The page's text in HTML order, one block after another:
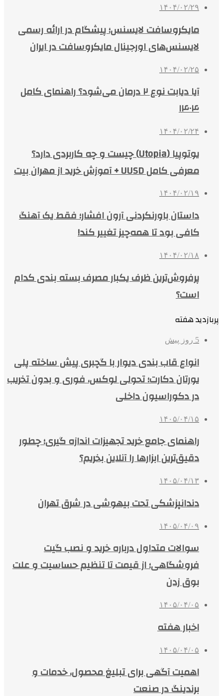
۱۴۰۴/۰۲/۲۹
مایکروسافت لایسنس؛ پیشگام در ارائه رسمی
لایسنس‌های اورجینال مایکروسافت در ایران
۱۴۰۴/۰۲/۲۵
آیا دیابت نوع ۲ درمان می‌شود؟ راهنمای کامل
۱۴۰۴
۱۴۰۴/۰۲/۲۴
یوتوپیا (Utopia) چیست و چه کاربردی دارد؟
معرفی کامل UUSD + آموزش خرید از مهران بیت
۱۴۰۴/۰۲/۱۹
داستان باورنکردنی آرون افشار؛ فقط یک آهنگ
کافی بود تا همه‌چیز تغییر کند!
۱۴۰۴/۰۲/۱۸
پرفروش‌ترین ظرف یکبار مصرف بسته بندی کدام
است؟
پربازدید هفته
5 روز پیش
انواع قاب بندی دیوار با گچبری پیش ساخته پلی
یورتان دکارت؛ تحولی لوکس، فوری و بدون تخریب
در دکوراسیون داخلی
۱۴۰۵/۰۴/۱۵
راهنمای جامع خرید تجهیزات اندازه گیری؛ چطور
دقیق‌ترین ابزارها را آنلاین بخریم؟
۱۴۰۵/۰۴/۱۳
دندانپزشکی تحت بیهوشی در شرق تهران
۱۴۰۵/۰۴/۰۹
سوالات متداول درباره خرید و نصب گیت
فروشگاهی؛ از قیمت تا تنظیم حساسیت و علت
بوق زدن
۱۴۰۵/۰۴/۰۵
اخبار هفته
۱۴۰۵/۰۴/۰۵
اهمیت آگهی برای تبلیغ محصول، خدمات و
برندینگ در صنعت